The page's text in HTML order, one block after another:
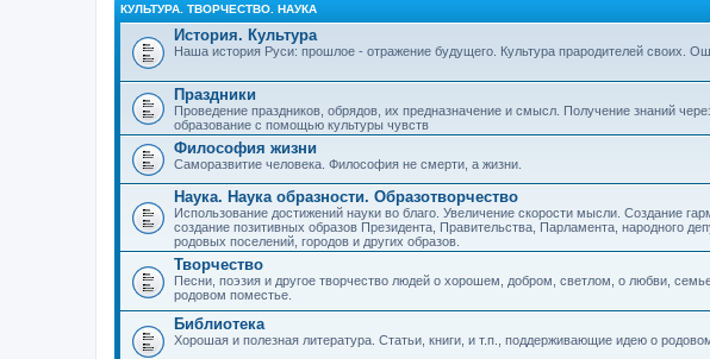
КУЛЬТУРА. ТВОРЧЕСТВО. НАУКА
История. Культура
Наша история Руси: прошлое - отражение будущего. Культура прародителей своих.
Праздники
Проведение праздников, обрядов, их предназначение и смысл. Получение знаний
образование с помощью культуры чувств
Философия жизни
Саморазвитие человека. Философия не смерти, а жизни.
Наука. Наука образности. Образотворчество
Использование достижений науки во благо. Увеличение скорости мысли. Создание
создание позитивных образов Президента, Правительства, Парламента, народного
родовых поселений, городов и других образов.
Творчество
Песни, поэзия и другое творчество людей о хорошем, добром, светлом, о любви,
родовом поместье.
Библиотека
Хорошая и полезная литература. Статьи, книги, и т.п., поддерживающие идею о